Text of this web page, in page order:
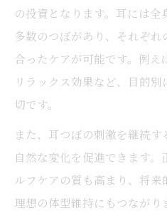
の投資となります。耳には
多数のつぼがあり、それぞ
合ったケアが可能です。例え
リラックス効果など、目的
切です。
また、耳つぼの刺激を継続
自然な変化を促進できます
ルフケアの質も高まり、将来
理想の体型維持にもつながり